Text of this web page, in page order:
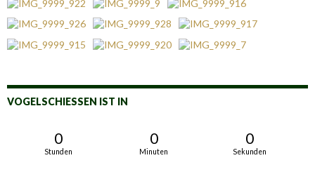
VOGELSCHIESSEN IST IN
0
Stunden
0
Minuten
0
Sekunden